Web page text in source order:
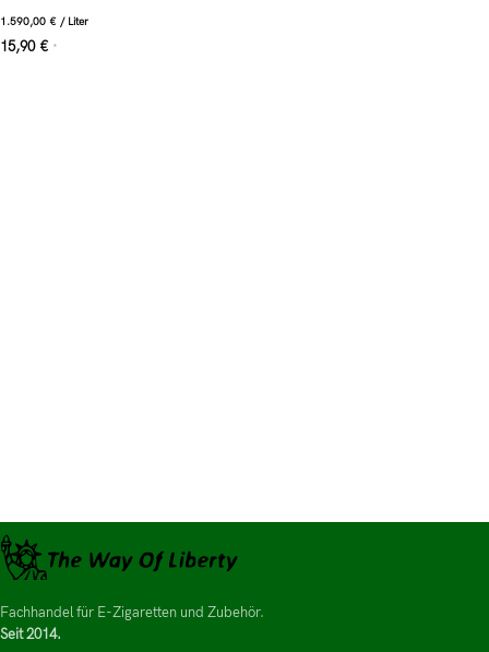
1.590,00 € / Liter
15,90 € *
Fachhandel für E-Zigaretten und Zubehör.
Seit 2014.